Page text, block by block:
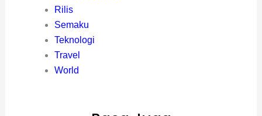
Rilis
Semaku
Teknologi
Travel
World